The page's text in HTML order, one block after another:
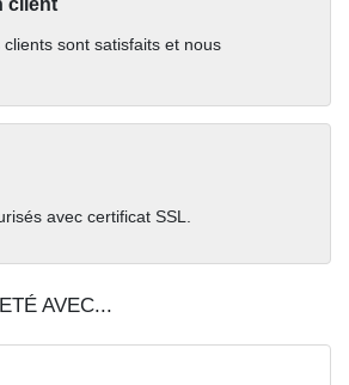
sont satisfaits et nous
avec certificat SSL.
AVEC...